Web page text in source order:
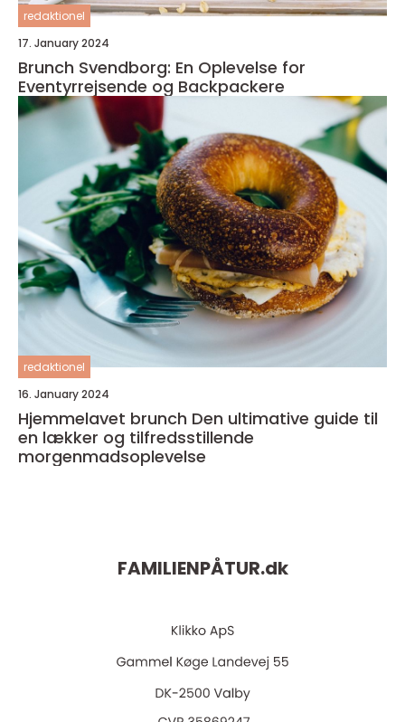
redaktionel
17. January 2024
Brunch Svendborg: En Oplevelse for
Eventyrrejsende og Backpackere
redaktionel
16. January 2024
Hjemmelavet brunch Den ultimative guide til
en lækker og tilfredsstillende
morgenmadsoplevelse
FAMILIENPÅTUR.dk